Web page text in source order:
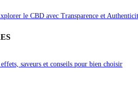
le CBD avec Transparence et
saveurs et conseils pour bien choisir